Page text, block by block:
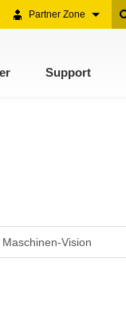
Partner Zone
Support
Maschinen-Vision